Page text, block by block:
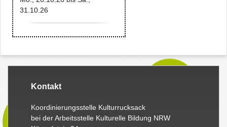
31.10.26
Kontakt
Koordinierungsstelle Kulturrucksack
bei der Arbeitsstelle Kulturelle Bildung NRW